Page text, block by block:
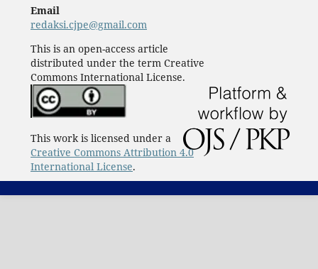
Email
redaksi.cjpe@gmail.com
This is an open-access article
distributed under the term Creative
Commons International License.
This work is licensed under a
Creative Commons Attribution 4.0
International License.